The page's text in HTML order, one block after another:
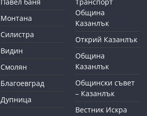
Монтана
Силистра
Видин
Смолян
Благоевград
Дупница
Община
Казанлък
Открий Казанлък
Община
Казанлък
Общински съвет
– Казанлък
Вестник Искра